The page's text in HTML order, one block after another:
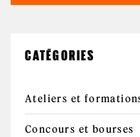
CATÉGORIES
Ateliers et
Concours et bourses